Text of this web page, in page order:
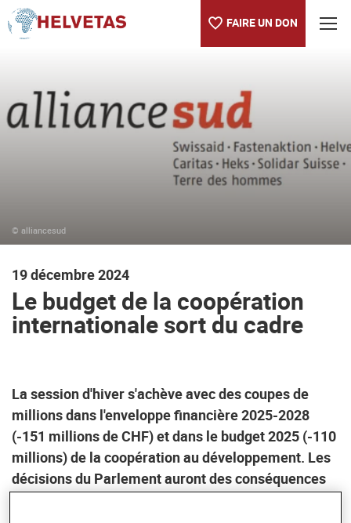
FAIRE UN DON
© alliancesud
19 décembre 2024
Le budget de la coopération
internationale sort du cadre
La session d'hiver s'achève avec des coupes de
millions dans l'enveloppe financière 2025-2028
(-151 millions de CHF) et dans le budget 2025 (-110
millions) de la coopération au développement. Les
décisions du Parlement auront des conséquences